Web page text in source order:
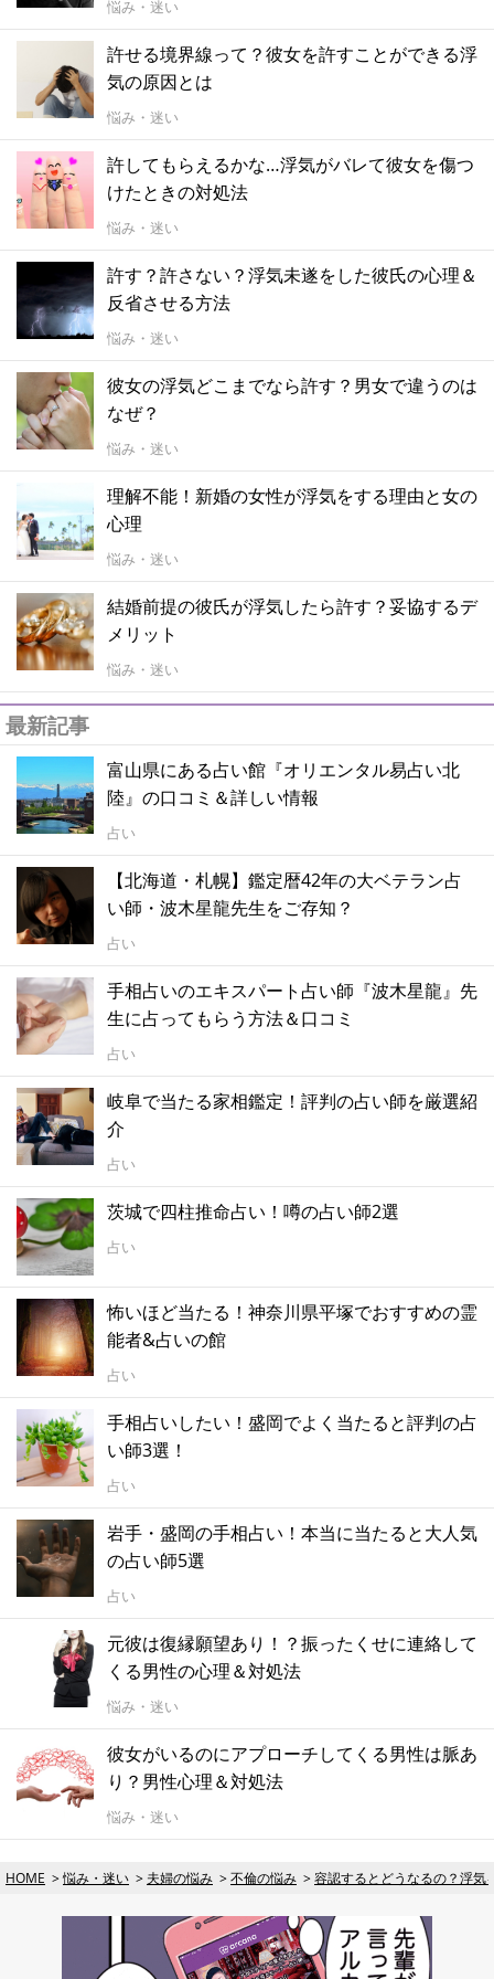
悩み・迷い
許せる境界線って？彼女を許すことができる浮
気の原因とは
悩み・迷い
許してもらえるかな…浮気がバレて彼女を傷つ
けたときの対処法
悩み・迷い
許す？許さない？浮気未遂をした彼氏の心理＆
反省させる方法
悩み・迷い
彼女の浮気どこまでなら許す？男女で違うのは
なぜ？
悩み・迷い
理解不能！新婚の女性が浮気をする理由と女の
心理
悩み・迷い
結婚前提の彼氏が浮気したら許す？妥協するデ
メリット
悩み・迷い
最新記事
富山県にある占い館『オリエンタル易占い北
陸』の口コミ＆詳しい情報
占い
【北海道・札幌】鑑定暦42年の大ベテラン占
い師・波木星龍先生をご存知？
占い
手相占いのエキスパート占い師『波木星龍』先
生に占ってもらう方法＆口コミ
占い
岐阜で当たる家相鑑定！評判の占い師を厳選紹
介
占い
茨城で四柱推命占い！噂の占い師2選
占い
怖いほど当たる！神奈川県平塚でおすすめの霊
能者&占いの館
占い
手相占いしたい！盛岡でよく当たると評判の占
い師3選！
占い
岩手・盛岡の手相占い！本当に当たると大人気
の占い師5選
占い
元彼は復縁願望あり！？振ったくせに連絡して
くる男性の心理＆対処法
悩み・迷い
彼女がいるのにアプローチしてくる男性は脈あ
り？男性心理＆対処法
悩み・迷い
HOME 悩み・迷い 夫婦の悩み 不倫の悩み 容認するとどうなるの？浮気